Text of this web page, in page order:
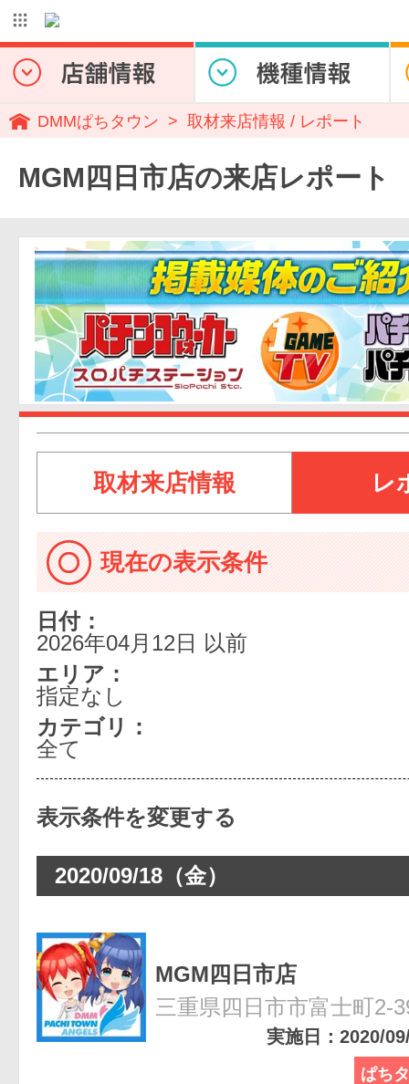
DMMぱちタウン 取材来店情報 / レポート
MGM四日市店の来店レポート
取材来店情報 レ
現在の表示条件
日付：
2026年04月12日 以前
エリア：
指定なし
カテゴリ：
全て
2020/09/18（金）
MGM四日市店
三重県四日市市富士町2-
実施日：2020/
ぱち